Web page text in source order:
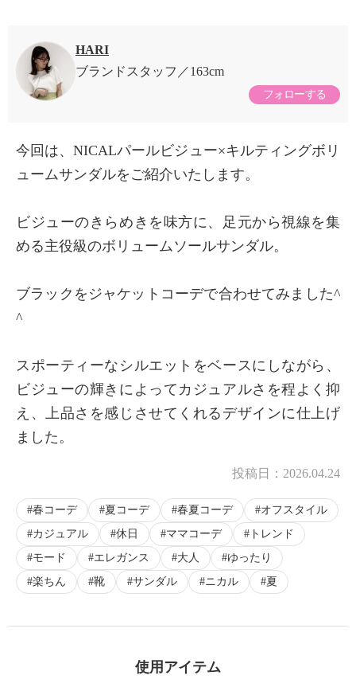
HARI
ブランドスタッフ
163cm
フォローする
今回は、NICALパールビジュー×キルティングボリ
ュームサンダルをご紹介いたします。
ビジューのきらめきを味方に、足元から視線を集
める主役級のボリュームソールサンダル。
ブラックをジャケットコーデで合わせてみました^
^
スポーティーなシルエットをベースにしながら、
ビジューの輝きによってカジュアルさを程よく抑
え、上品さを感じさせてくれるデザインに仕上げ
ました。
投稿日： 2026.04.24
春コーデ 夏コーデ 春夏コーデ
オフスタイル
カジュアル
休日 ママコーデ
トレンド
モード
エレガンス 大人
ゆったり
楽ちん
靴 サンダル ニカル 夏
使用アイテム